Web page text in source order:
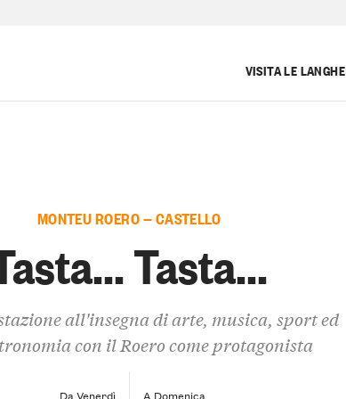
VISITA LE LANGHE
MONTEU ROERO — CASTELLO
Tasta...
all'insegna di arte, musica, sport ed
con il Roero come protagonista
Da Venerdì A Domenica